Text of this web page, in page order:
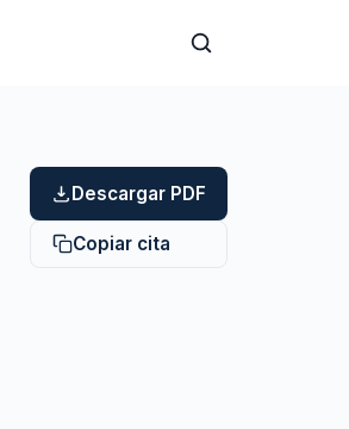
Descargar PDF
Copiar cita